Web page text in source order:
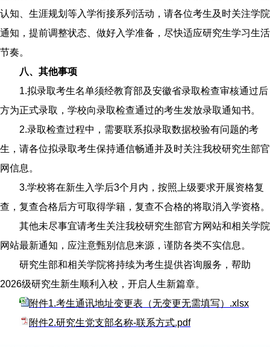
认知、生涯规划等入学衔接系列活动，请各位考生及时关注学院
通知，提前调整状态、做好入学准备，尽快适应研究生学习生活
节奏。
八、其他事项
1.拟录取考生名单须经教育部及安徽省录取检查审核通过后
方为正式录取，学校向录取检查通过的考生发放录取通知书。
2.录取检查过程中，需要联系拟录取数据校验有问题的考
生，请各位拟录取考生保持通信畅通并及时关注我校研究生部官
网信息。
3.学校将在新生入学后3个月内，按照上级要求开展资格复
查，复查合格后方可取得学籍，复查不合格的将取消入学资格。
其他未尽事宜请考生关注我校研究生部官方网站和相关学院
网站最新通知，应注意甄别信息来源，谨防各类不实信息。
研究生部和相关学院将持续为考生提供咨询服务，帮助
2026级研究生新生顺利入校，开启人生新篇章。
附件1.考生通讯地址变更表（无变更无需填写）.xlsx
附件2.研究生党支部名称-联系方式.pdf